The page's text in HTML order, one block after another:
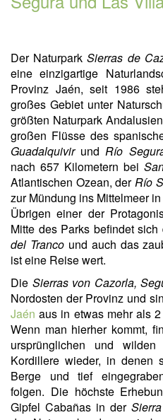
Der NaturparkSierras de
eine einzigartige
Provinz Jaén, seit 1986
großes Gebiet unter
größten Naturpark
großen Flüsse des
GuadalquivirundRío
nach 657 Kilometern bei
Atlantischen Ozean, derRío
zur Mündung ins Mittelmeer in
Übrigen einer der
Mitte des Parks befindet
del Trancound auch das
ist eine Reise wert.
Die Sierras von Cazorla,
Nordosten der Provinz und
Jaén aus in etwas mehr als
Wenn man hierher kommt,
ursprünglichen und
Kordillere wieder, in denen
Berge und tief
folgen. Die höchste
Gipfel Cabañas in der